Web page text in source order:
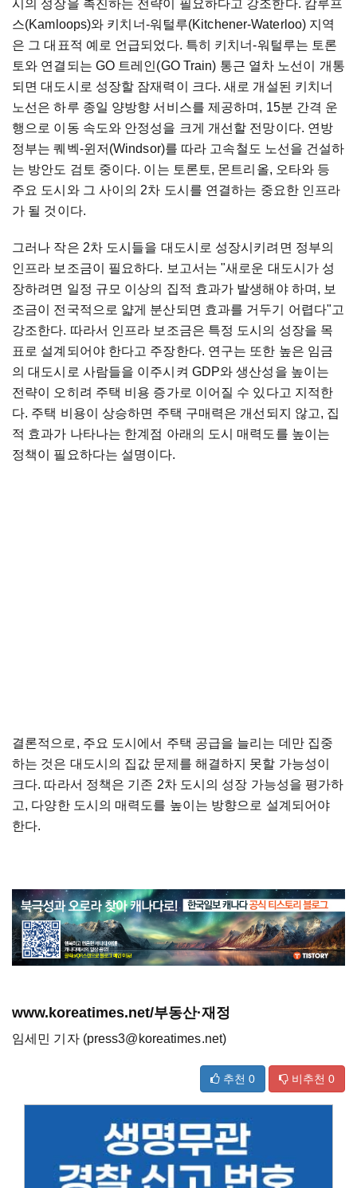
시의 성장을 촉진하는 전략이 필요하다고 강조한다. 캄루프
스(Kamloops)와 키치너-워털루(Kitchener-Waterloo) 지역
은 그 대표적 예로 언급되었다. 특히 키치너-워털루는 토론
토와 연결되는 GO 트레인(GO Train) 통근 열차 노선이 개통
되면 대도시로 성장할 잠재력이 크다. 새로 개설된 키치너
노선은 하루 종일 양방향 서비스를 제공하며, 15분 간격 운
행으로 이동 속도와 안정성을 크게 개선할 전망이다. 연방
정부는 퀘벡-윈저(Windsor)를 따라 고속철도 노선을 건설하
는 방안도 검토 중이다. 이는 토론토, 몬트리올, 오타와 등
주요 도시와 그 사이의 2차 도시를 연결하는 중요한 인프라
가 될 것이다.
그러나 작은 2차 도시들을 대도시로 성장시키려면 정부의
인프라 보조금이 필요하다. 보고서는 "새로운 대도시가 성
장하려면 일정 규모 이상의 집적 효과가 발생해야 하며, 보
조금이 전국적으로 얇게 분산되면 효과를 거두기 어렵다"고
강조한다. 따라서 인프라 보조금은 특정 도시의 성장을 목
표로 설계되어야 한다고 주장한다. 연구는 또한 높은 임금
의 대도시로 사람들을 이주시켜 GDP와 생산성을 높이는
전략이 오히려 주택 비용 증가로 이어질 수 있다고 지적한
다. 주택 비용이 상승하면 주택 구매력은 개선되지 않고, 집
적 효과가 나타나는 한계점 아래의 도시 매력도를 높이는
정책이 필요하다는 설명이다.
결론적으로, 주요 도시에서 주택 공급을 늘리는 데만 집중
하는 것은 대도시의 집값 문제를 해결하지 못할 가능성이
크다. 따라서 정책은 기존 2차 도시의 성장 가능성을 평가하
고, 다양한 도시의 매력도를 높이는 방향으로 설계되어야
한다.
www.koreatimes.net/부동산·재정
임세민 기자 (press3@koreatimes.net)
추천 0 비추천 0